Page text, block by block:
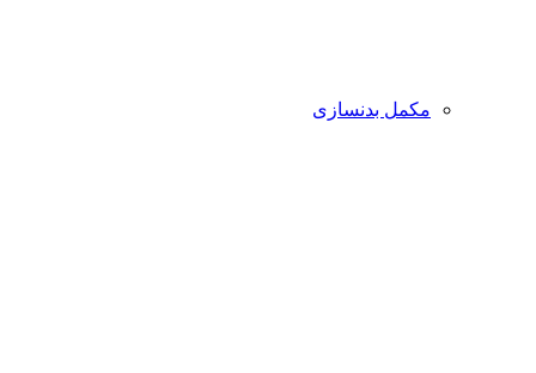
مکمل بدنسازی